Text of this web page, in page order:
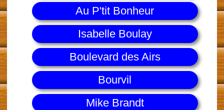
Au P'tit Bonheur
Isabelle Boulay
Boulevard des Airs
Bourvil
Mike Brandt